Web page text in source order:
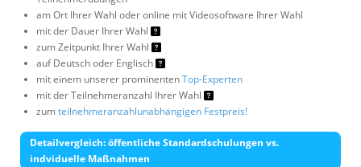
am Ort Ihrer Wahl oder online mit Videosoftware Ihrer Wahl
mit der Dauer Ihrer Wahl
zum Zeitpunkt Ihrer Wahl
auf Deutsch oder Englisch
mit einem unserer prominentenTop-Experten
mit der Teilnehmeranzahl Ihrer Wahl
zumteilnehmeranzahlunabhängigen Festpreis!
Detailvergleich: öffentliche Standardschulungen vs.
indviduelle Maßnahmen